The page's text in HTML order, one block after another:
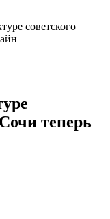
советского
теперь